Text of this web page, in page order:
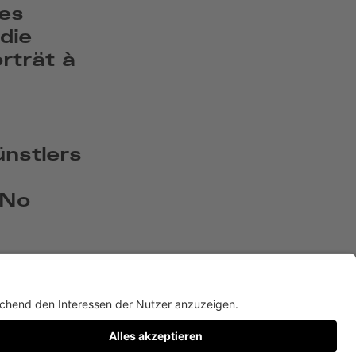
à
Facebook
Instagram
YouTube
TikTok